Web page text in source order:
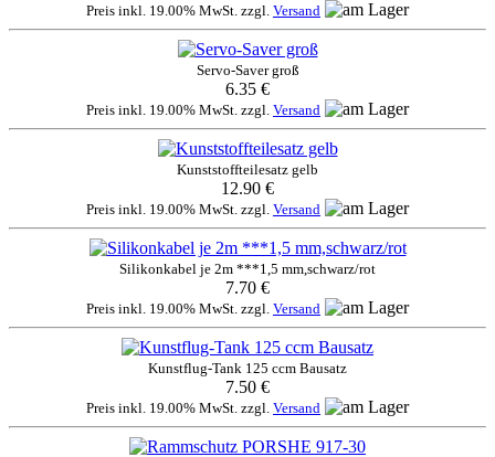
Preis inkl. 19.00% MwSt. zzgl. Versand
Servo-Saver groß
6.35 €
Preis inkl. 19.00% MwSt. zzgl. Versand
Kunststoffteilesatz gelb
12.90 €
Preis inkl. 19.00% MwSt. zzgl. Versand
Silikonkabel je 2m ***1,5 mm,schwarz/rot
7.70 €
Preis inkl. 19.00% MwSt. zzgl. Versand
Kunstflug-Tank 125 ccm Bausatz
7.50 €
Preis inkl. 19.00% MwSt. zzgl. Versand